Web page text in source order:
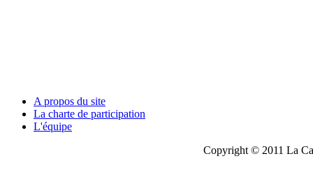
A propos du site
La charte de participation
L'équipe
Copyright © 2011 La